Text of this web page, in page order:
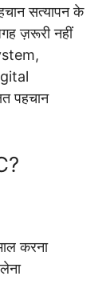
सत्यापन के
ज़रूरी नहीं
पहचान
करना